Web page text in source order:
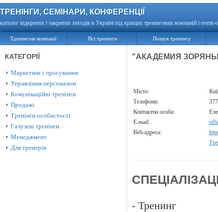
ТРЕНІНГИ, СЕМІНАРИ, КОНФЕРЕНЦІЇ
каталог відкритих і закритих заходів в Україні від кращих тренінгових компаній і event-
Тренінгові компанії Всі тренінги Пошук тренінгу
КАТЕГОРІЇ
Маркетинг і просування
Управління персоналом
Комунікаційні тренінги
Продажі
Тренінги особистості
Галузеві тренінги
Менеджмент
Для тренерів
"АКАДЕМИЯ
Місто:
Телефони:
Контактна особа:
E-mail:
Веб-адреса:
- Тренинг